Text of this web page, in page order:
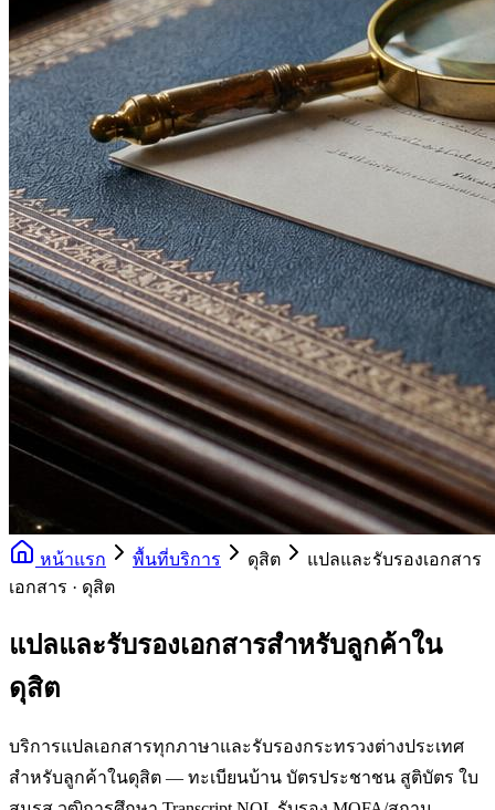
หน้าแรก พื้นที่บริการ ดุสิต
แปลและรับรองเอกสาร
เอกสาร · ดุสิต
แปลและรับรองเอกสารสำหรับลูกค้าใน
ดุสิต
บริการแปลเอกสารทุกภาษาและรับรองกระทรวงต่างประเทศ
สำหรับลูกค้าในดุสิต — ทะเบียนบ้าน บัตรประชาชน สูติบัตร ใบ